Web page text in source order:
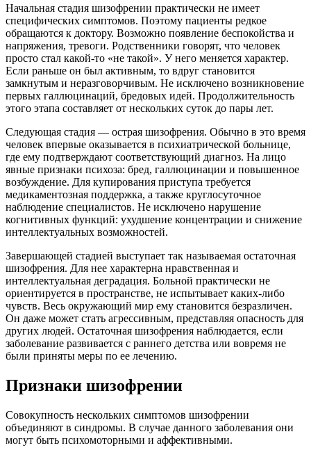
Начальная стадия шизофрении практически не имеет
специфических симптомов. Поэтому пациенты редкое
обращаются к доктору. Возможно появление беспокойства и
напряжения, тревоги. Родственники говорят, что человек
просто стал какой-то «не такой». У него меняется характер.
Если раньше он был активным, то вдруг становится
замкнутым и неразговорчивым. Не исключено возникновение
первых галлюцинаций, бредовых идей. Продолжительность
этого этапа составляет от нескольких суток до пары лет.
Следующая стадия — острая шизофрения. Обычно в это время
человек впервые оказывается в психиатрической больнице,
где ему подтверждают соответствующий диагноз. На лицо
явные признаки психоза: бред, галлюцинации и повышенное
возбуждение. Для купирования приступа требуется
медикаментозная поддержка, а также круглосуточное
наблюдение специалистов. Не исключено нарушение
когнитивных функций: ухудшение концентрации и снижение
интеллектуальных возможностей.
Завершающей стадией выступает так называемая остаточная
шизофрения. Для нее характерна нравственная и
интеллектуальная деградация. Больной практически не
ориентируется в пространстве, не испытывает каких-либо
чувств. Весь окружающий мир ему становится безразличен.
Он даже может стать агрессивным, представляя опасность для
других людей. Остаточная шизофрения наблюдается, если
заболевание развивается с раннего детства или вовремя не
были приняты меры по ее лечению.
Признаки шизофрении
Совокупность нескольких симптомов шизофрении
объединяют в синдромы. В случае данного заболевания они
могут быть психомоторными и аффективными.